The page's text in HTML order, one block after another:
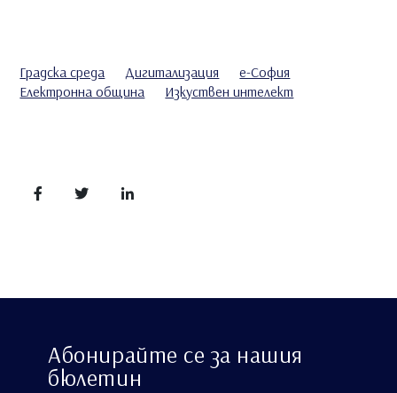
Градска среда Дигитализация
е-София
Електронна община
Изкуствен интелект
Абонирайте се за нашия
бюлетин